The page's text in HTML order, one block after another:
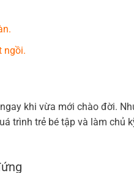
ngồi.
khi vừa mới chào đời.
trình trẻ bé tập và làm chủ